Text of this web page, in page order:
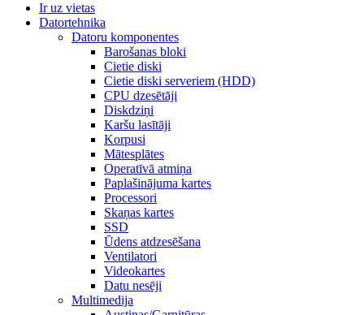
Ir uz vietas
Datortehnika
Datoru komponentes
Barošanas bloki
Cietie diski
Cietie diski serveriem (HDD)
CPU dzesētāji
Diskdziņi
Karšu lasītāji
Korpusi
Mātesplātes
Operatīvā atmiņa
Paplašinājuma kartes
Processori
Skaņas kartes
SSD
Ūdens atdzesēšana
Ventilatori
Videokartes
Datu nesēji
Multimedija